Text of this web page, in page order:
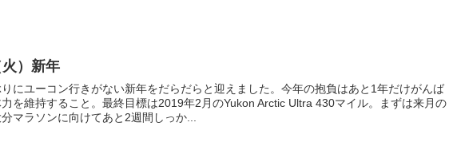
）新年
にユーコン行きがない新年をだらだらと迎えました。今年の抱負はあと1年だけがんば
力を維持すること。最終目標は2019年2月のYukon Arctic Ultra 430マイル。まずは来月の
マラソンに向けてあと2週間しっか...